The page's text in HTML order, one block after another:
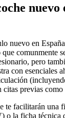
nuevo
nuevo en
comunmente
pero
con esenciales
citas previas
te facilitarán una
o la ficha técnica